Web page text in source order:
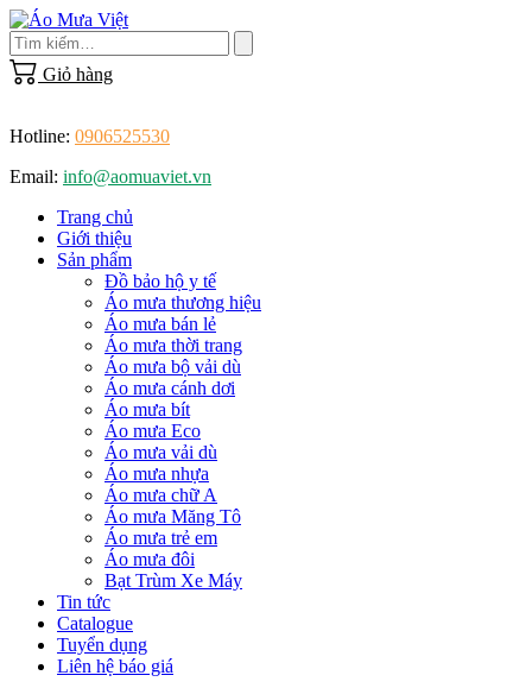
Skip
to
content
Giỏ hàng
Hotline: 0906525530
Email: info@aomuaviet.vn
Trang chủ
Giới thiệu
Sản phẩm
Đồ bảo hộ y tế
Áo mưa thương hiệu
Áo mưa bán lẻ
Áo mưa thời trang
Áo mưa bộ vải dù
Áo mưa cánh dơi
Áo mưa bít
Áo mưa Eco
Áo mưa vải dù
Áo mưa nhựa
Áo mưa chữ A
Áo mưa Măng Tô
Áo mưa trẻ em
Áo mưa đôi
Bạt Trùm Xe Máy
Tin tức
Catalogue
Tuyển dụng
Liên hệ báo giá